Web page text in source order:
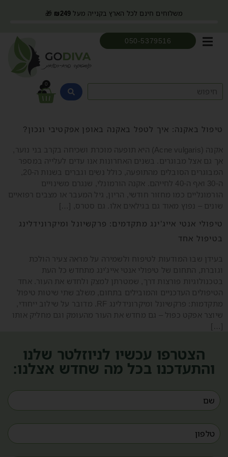
משלוחים חינם לכל הארץ בקנייה מעל ₪249
🎁
050-5379516
0
טיפול באקנה: איך לטפל באקנה באופן אפקטיבי ונכון?
אקנה (Acne vulgaris) היא תופעה מוכרת ושכיחה בקרב בני נוער,
אך גם אצל מבוגרים. בשנים האחרונות אנו עדים לעלייה במספר
ה-30 ואף ה-40 לחייהם. אקנה הורמונלי, שנגרם משינויים
הורמונליים כמו מחזור חודשי, הריון, גיל המעבר או מצבים רפואיים
שונים – נפוץ מאוד גם בגילאים אלו. גם סטרס, […]
טיפולי אנטי אייג’ינג מתקדמים: פרקשיונל ומיקרונידלינג
בטיפול אחד
בעידן שבו המודעות לטיפוח ולשמירה על מראה צעיר הולכת
וגוברת, התחום של טיפולי אנטי אייג'ינג מתחדש כל העת
בטכנולוגיות פורצות דרך, שמטרתן למצק ולחדש את העור. אחד
הטיפולים העדכניים והמובילים בתחום, משלב שתי שיטות טיפול
מתקדמות: פרקשיונל ומיקרונידלינג RF. מדובר על שילוב ייחודי,
שיוצר אפקט כפול – גם מחדש את העור מהעומק וגם מחליק אותו
[…]
הצטרפו עכשיו לניוזלטר שלנו
והתעדכנו בכל מה שחדש אצלנו: